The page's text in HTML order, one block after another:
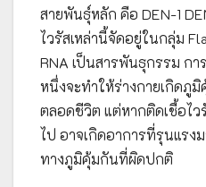
สายพันธุ์หลัก คือ DEN-1
ไวรัสเหล่านี้จัดอยู่ในกลุ่ม
RNA เป็นสารพันธุกรรม กา
หนึ่งจะทำให้ร่างกายเกิดภู
ตลอดชีวิต แต่หากติดเชื้อไ
ไป อาจเกิดอาการที่รุนแรง
ทางภูมิคุ้มกันที่ผิดปกติ